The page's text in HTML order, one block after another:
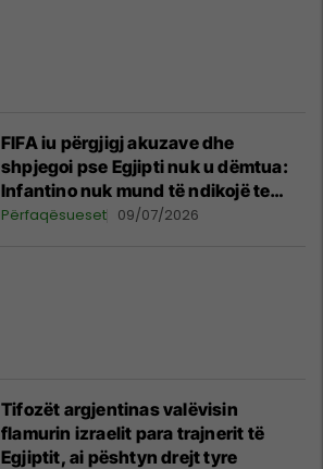
FIFA iu përgjigj akuzave dhe
shpjegoi pse Egjipti nuk u dëmtua:
Infantino nuk mund të ndikojë te
gjyqtarët
Përfaqësueset 09/07/2026
Tifozët argjentinas valëvisin
flamurin izraelit para trajnerit të
Egjiptit, ai pështyn drejt tyre